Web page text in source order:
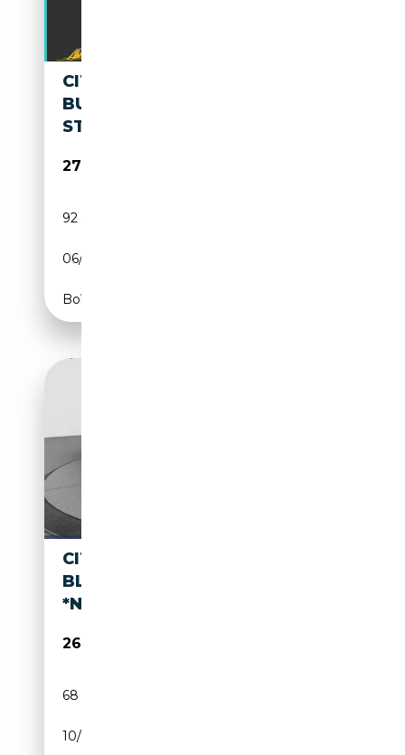
CITROEN SPACETOURER
BUSINESS LOUNGE M AHK
STANDHZ HUD
27 440€
92 521 km
06/2018
Boîte automatique
CITROEN SPACETOURER
BLUEHDI 145 2.0
*NAVI*CAM*SITZHZG*
26 790€
68 820 km
10/2021